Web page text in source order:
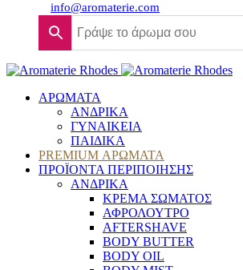
info@aromaterie.com
ΑΡΩΜΑΤΑ
ΑΝΔΡΙΚΑ
ΓΥΝΑΙΚΕΙΑ
ΠΑΙΔΙΚΑ
PREMIUM ΑΡΩΜΑΤΑ
ΠΡΟΪΟΝΤΑ ΠΕΡΙΠΟΙΗΣΗΣ
ΑΝΔΡΙΚΑ
ΚΡΕΜΑ ΣΩΜΑΤΟΣ
ΑΦΡΟΛΟΥΤΡΟ
AFTERSHAVE
BODY BUTTER
BODY OIL